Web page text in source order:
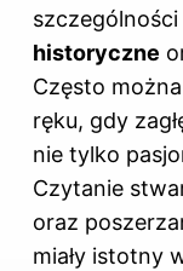
szczególności
historyczne
Często
ręku, gdy
nie tylko
Czytanie
oraz
miały istotny